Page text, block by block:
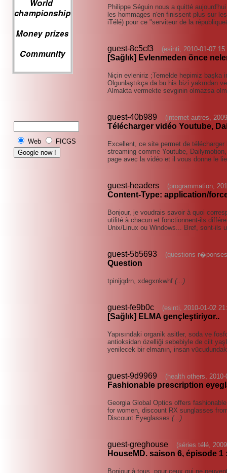
Web FICGS
Philippe Séguin nous a quitté
les hommages n'en finissent plus sur
iTélé) pour ce "serviteur de la
guest-8c5cf3 (esinti, 2010-01-07
[Sağlık] Evlenmeden önce
Niçin evleniriz ;Temelde hepimiz başka
Olgunlaştıkça da bu his bizi yakından
Almakta vermekte sevginin olmazsa
guest-40b989 (internet autres,
Télécharger vidéo Youtube,
Excellent, ce site permet de
streaming comme Youtube,
page avec la vidéo et il vous donne le
guest-headers (programmation,
Content-Type: application/
Bonjour, je voudrais savoir à quoi
utilité à chacun et fonctionnent-ils
Unix/Linux ou Windows... Bref, sont-ils
guest-5b5693 (questions
Question
tpinijqdrn, xdegxnkwhf (...)
guest-fe9b0c (esinti, 2010-01-02
[Sağlık] ELMA gençleştiriyor..
Yapısındaki organik asitler, soda ve
antioksidan özelliği sebebiyle de cilt
yenilecek bir elmanın, insan
guest-9d9969 (health others,
Fashionable prescription
Georgia Global Optics offers
for women, discount RX sunglasses
Discount Eyeglasses (...)
guest-greghouse (séries télé,
HouseMD. saison 6, épisode 1
Bonjour à tous, pour ceux qui ne